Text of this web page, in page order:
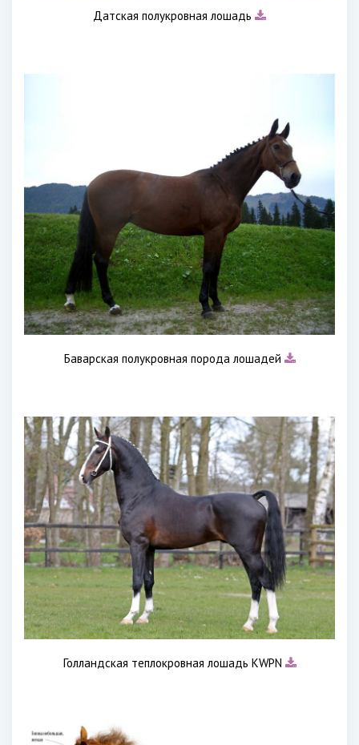
Датская полукровная лошадь
Баварская полукровная порода лошадей
Голландская теплокровная лошадь KWPN